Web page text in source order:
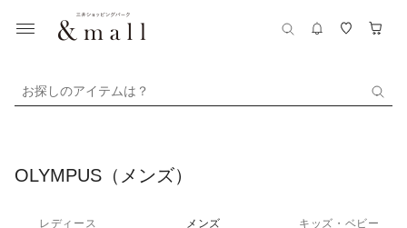
お探しのアイテムは？
OLYMPUS（メンズ）
レディース メンズ キッズ・ベビー